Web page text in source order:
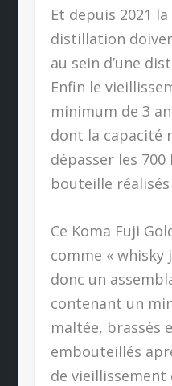
Et depuis 2021
distillation
au sein d’une
Enfin le
minimum de 3
dont la capacité
dépasser les
bouteille réalisés
Ce Koma Fuji
comme « whisky
donc un
contenant un
maltée, brassés
embouteillés
de vieillissement